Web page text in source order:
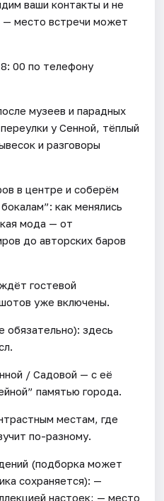
ваши контакты и не
— место встречи может
00 по телефону
музеев и парадных
у Сенной, тёплый
и разговоры
в центре и соберём
как менялись
мода — от
до авторских баров
гостевой
уже включены.
обязательно): здесь
/ Садовой — с её
памятью города.
местам, где
по-разному.
(подборка может
сохраняется): —
настоек; — место